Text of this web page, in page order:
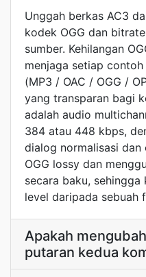
Unggah berkas AC3
kodek OGG dan
sumber. Kehilangan
menjaga setiap
(MP3 / OAC / OGG /
yang transparan bagi
adalah audio
384 atau 448 kbps,
dialog normalisasi
OGG lossy dan
secara baku,
level daripada sebuah
Apakah
putaran kedua